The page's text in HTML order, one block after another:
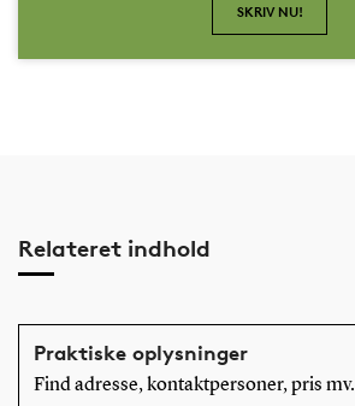
SKRIV NU!
Relateret indhold
Praktiske oplysninger
Find adresse, kontaktpersoner, pris mv.